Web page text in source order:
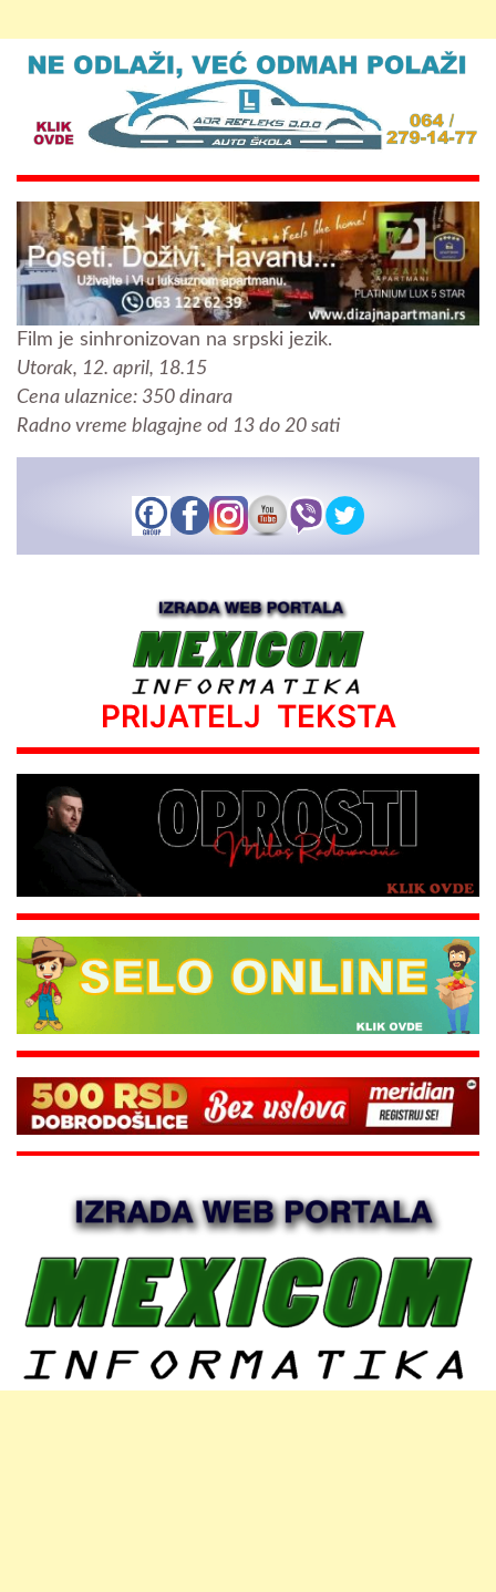
Film je sinhronizovan na srpski jezik.
Utorak, 12. april, 18.15
Cena ulaznice: 350 dinara
Radno vreme blagajne od 13 do 20 sati
PRIJATELJ TEKSTA